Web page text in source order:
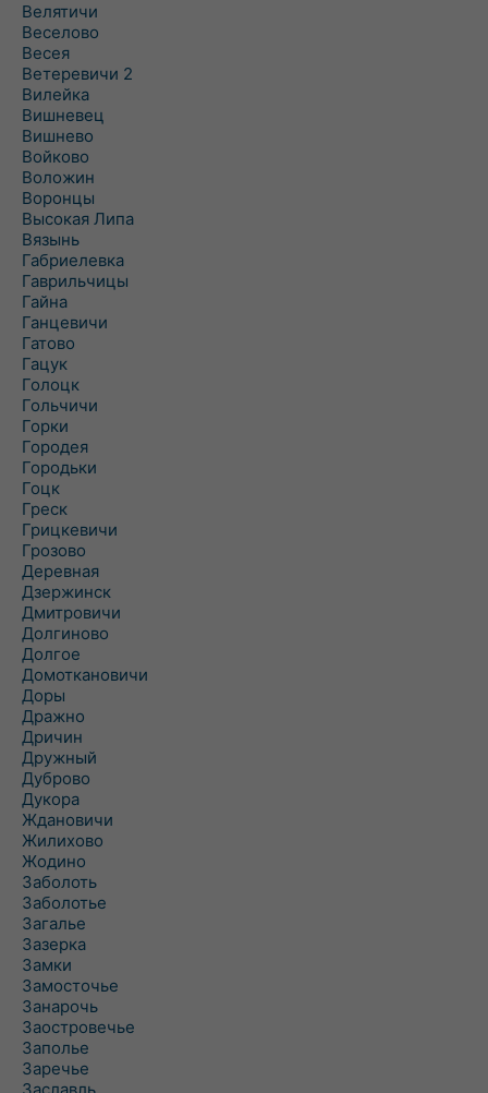
Велятичи
Веселово
Весея
Ветеревичи 2
Вилейка
Вишневец
Вишнево
Войково
Воложин
Воронцы
Высокая Липа
Вязынь
Габриелевка
Гаврильчицы
Гайна
Ганцевичи
Гатово
Гацук
Голоцк
Гольчичи
Горки
Городея
Городьки
Гоцк
Греск
Грицкевичи
Грозово
Деревная
Дзержинск
Дмитровичи
Долгиново
Долгое
Домоткановичи
Доры
Дражно
Дричин
Дружный
Дуброво
Дукора
Ждановичи
Жилихово
Жодино
Заболоть
Заболотье
Загалье
Зазерка
Замки
Замосточье
Занарочь
Заостровечье
Заполье
Заречье